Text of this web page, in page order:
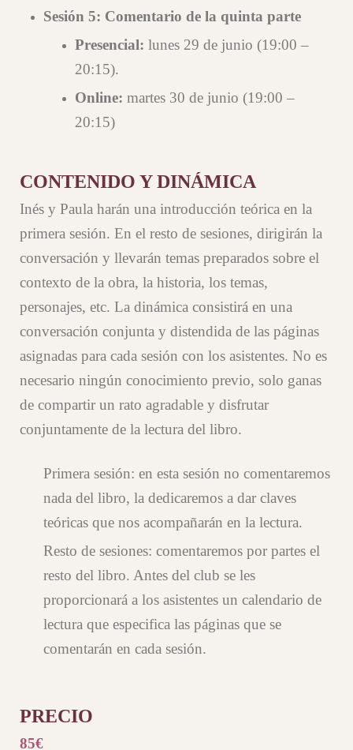
Sesión 5: Comentario de la quinta parte
Presencial: lunes 29 de junio (19:00 –
20:15).
Online: martes 30 de junio (19:00 –
20:15)
CONTENIDO Y DINÁMICA
Inés y Paula harán una introducción teórica en la
primera sesión. En el resto de sesiones, dirigirán la
conversación y llevarán temas preparados sobre el
contexto de la obra, la historia, los temas,
personajes, etc. La dinámica consistirá en una
conversación conjunta y distendida de las páginas
asignadas para cada sesión con los asistentes. No es
necesario ningún conocimiento previo, solo ganas
de compartir un rato agradable y disfrutar
conjuntamente de la lectura del libro.
Primera sesión: en esta sesión no comentaremos
nada del libro, la dedicaremos a dar claves
teóricas que nos acompañarán en la lectura.
Resto de sesiones: comentaremos por partes el
resto del libro. Antes del club se les
proporcionará a los asistentes un calendario de
lectura que especifica las páginas que se
comentarán en cada sesión.
PRECIO
85€